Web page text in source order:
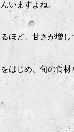
いますよね。
ほど、甘さが増し
はじめ、旬の食材